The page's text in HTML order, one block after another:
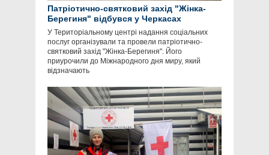
Патріотично-святковий захід "Жінка-
Берегиня" відбувся у Черкасах
У Територіальному центрі надання соціальних
послуг організували та провели патріотично-
святковий захід "Жінка-Берегиня". Його
приурочили до Міжнародного дня миру, який
відзначають